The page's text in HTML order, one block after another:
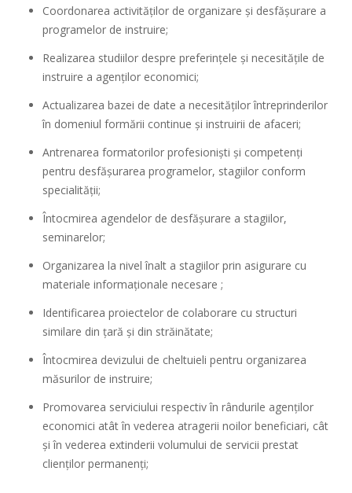
Coordonarea activităţilor de organizare şi desfăşurare a
programelor de instruire;
Realizarea studiilor despre preferinţele şi necesităţile de
instruire a agenţilor economici;
Actualizarea bazei de date a necesităţilor întreprinderilor
în domeniul formării continue şi instruirii de afaceri;
Antrenarea formatorilor profesionişti şi competenţi
pentru desfăşurarea programelor, stagiilor conform
specialităţii;
Întocmirea agendelor de desfăşurare a stagiilor,
seminarelor;
Organizarea la nivel înalt a stagiilor prin asigurare cu
materiale informaţionale necesare ;
Identificarea proiectelor de colaborare cu structuri
similare din ţară şi din străinătate;
Întocmirea devizului de cheltuieli pentru organizarea
măsurilor de instruire;
Promovarea serviciului respectiv în rândurile agenţilor
economici atât în vederea atragerii noilor beneficiari, cât
şi în vederea extinderii volumului de servicii prestat
clienţilor permanenţi;